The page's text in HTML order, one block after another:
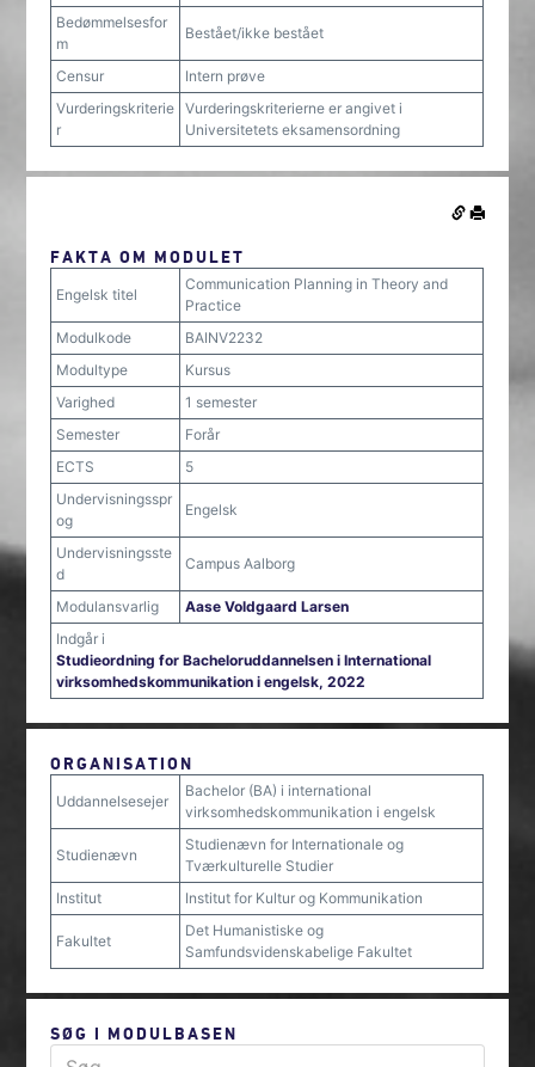
Bedømmelsesfor
m
Bestået/ikke bestået
Censur
Intern prøve
Vurderingskriterie
r
Vurderingskriterierne er angivet i
Universitetets eksamensordning
FAKTA OM MODULET
Engelsk titel
Communication Planning in Theory and
Practice
Modulkode
BAINV2232
Modultype
Kursus
Varighed
1 semester
Semester
Forår
ECTS
5
Undervisningsspr
og
Engelsk
Undervisningsste
d
Campus Aalborg
Modulansvarlig
Aase Voldgaard Larsen
Indgår i
Studieordning for Bacheloruddannelsen i International
virksomhedskommunikation i engelsk, 2022
ORGANISATION
Uddannelsesejer
Bachelor (BA) i international
virksomhedskommunikation i engelsk
Studienævn
Studienævn for Internationale og
Tværkulturelle Studier
Institut
Institut for Kultur og Kommunikation
Fakultet
Det Humanistiske og
Samfundsvidenskabelige Fakultet
SØG I MODULBASEN